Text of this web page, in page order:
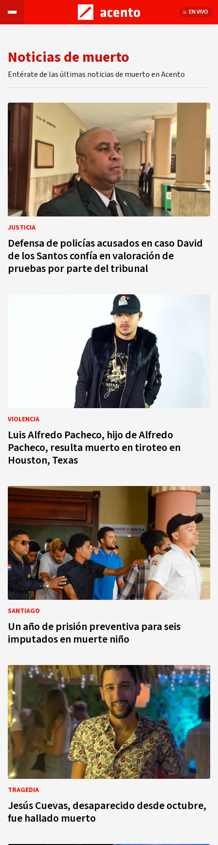
EN VIVO
Noticias de muerto
Entérate de las últimas noticias de muerto en Acento
JUSTICIA
Defensa de policías acusados en caso David
de los Santos confía en valoración de
pruebas por parte del tribunal
VIOLENCIA
Luis Alfredo Pacheco, hijo de Alfredo
Pacheco, resulta muerto en tiroteo en
Houston, Texas
SANTIAGO
Un año de prisión preventiva para seis
imputados en muerte niño
TRAGEDIA
Jesús Cuevas, desaparecido desde octubre,
fue hallado muerto